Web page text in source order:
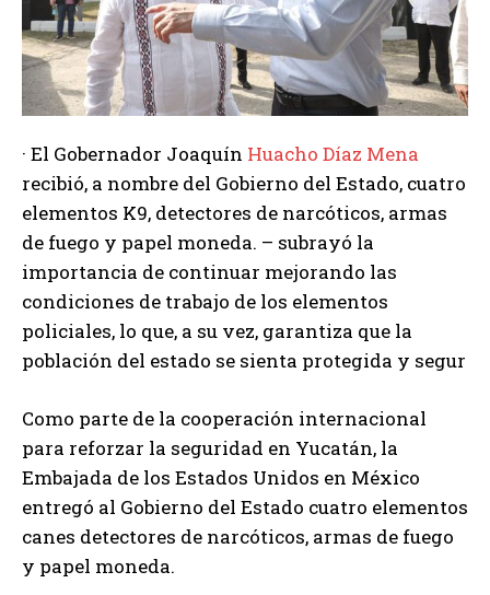
· El Gobernador Joaquín Huacho Díaz Mena
recibió, a nombre del Gobierno del Estado, cuatro
elementos K9, detectores de narcóticos, armas
de fuego y papel moneda. – subrayó la
importancia de continuar mejorando las
condiciones de trabajo de los elementos
policiales, lo que, a su vez, garantiza que la
población del estado se sienta protegida y segur
Como parte de la cooperación internacional
para reforzar la seguridad en Yucatán, la
Embajada de los Estados Unidos en México
entregó al Gobierno del Estado cuatro elementos
canes detectores de narcóticos, armas de fuego
y papel moneda.